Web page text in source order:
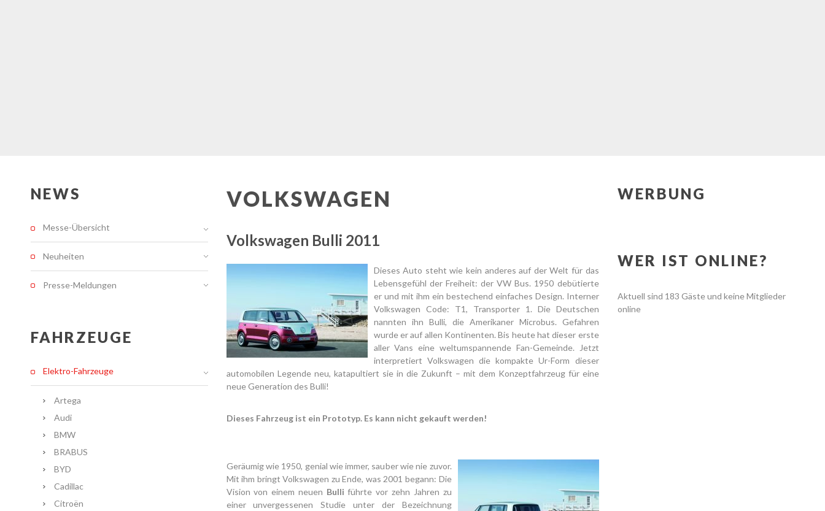
VOLKSWAGEN
Volkswagen Bulli 2011
Dieses Auto steht wie kein anderes auf der Welt für das
Lebensgefühl der Freiheit: der VW Bus. 1950 debütierte
er und mit ihm ein bestechend einfaches Design. Interner
Volkswagen Code: T1, Transporter 1. Die Deutschen
nannten ihn Bulli, die Amerikaner Microbus. Gefahren
wurde er auf allen Kontinenten. Bis heute hat dieser erste
aller Vans eine weltumspannende Fan-Gemeinde. Jetzt
interpretiert Volkswagen die kompakte Ur-Form dieser
automobilen Legende neu, katapultiert sie in die Zukunft – mit dem Konzeptfahrzeug für eine
neue Generation des Bulli!
Dieses Fahrzeug ist ein Prototyp. Es kann nicht gekauft werden!
Geräumig wie 1950, genial wie immer, sauber wie nie zuvor.
Mit ihm bringt Volkswagen zu Ende, was 2001 begann: Die
Vision von einem neuen Bulliführte vor zehn Jahren zu
einer unvergessenen Studie unter der Bezeichnung
NEWS
Messe-Übersicht
Neuheiten
Presse-Meldungen
FAHRZEUGE
Elektro-Fahrzeuge
Artega
Audi
BMW
BRABUS
BYD
Cadillac
Citroën
WERBUNG
WER IST ONLINE?
Aktuell sind 183 Gäste und keine Mitglieder
online